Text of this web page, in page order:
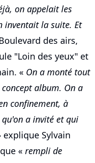
on appelait les
inventait la suite. Et
des airs,
"Loin des yeux" et
« On a monté tout
album. On a
confinement, à
a invité et qui
explique Sylvain
« rempli de